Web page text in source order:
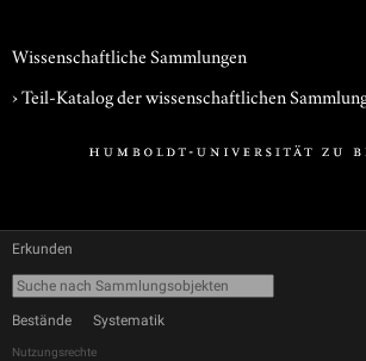
Wissenschaftliche Sammlungen
› Teil-Katalog der wissenschaftlichen
Erkunden
Bestände Systematik
Nutzungsrechte